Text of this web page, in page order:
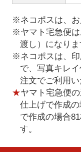
※ネコポスは、お
※ヤマト宅急便
渡し）になりま
※ネコポスは、印
で、写真キレ
注文でご利用い
★ヤマト宅急便
仕上げで作成
で作成の場合
す。